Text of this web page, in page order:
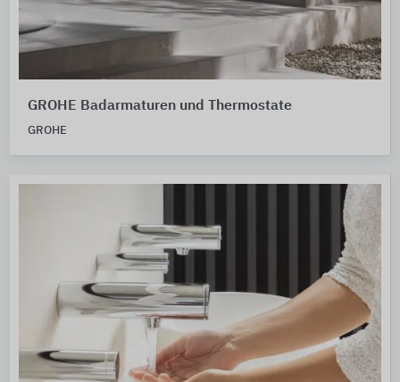
GROHE Badarmaturen und Thermostate
GROHE